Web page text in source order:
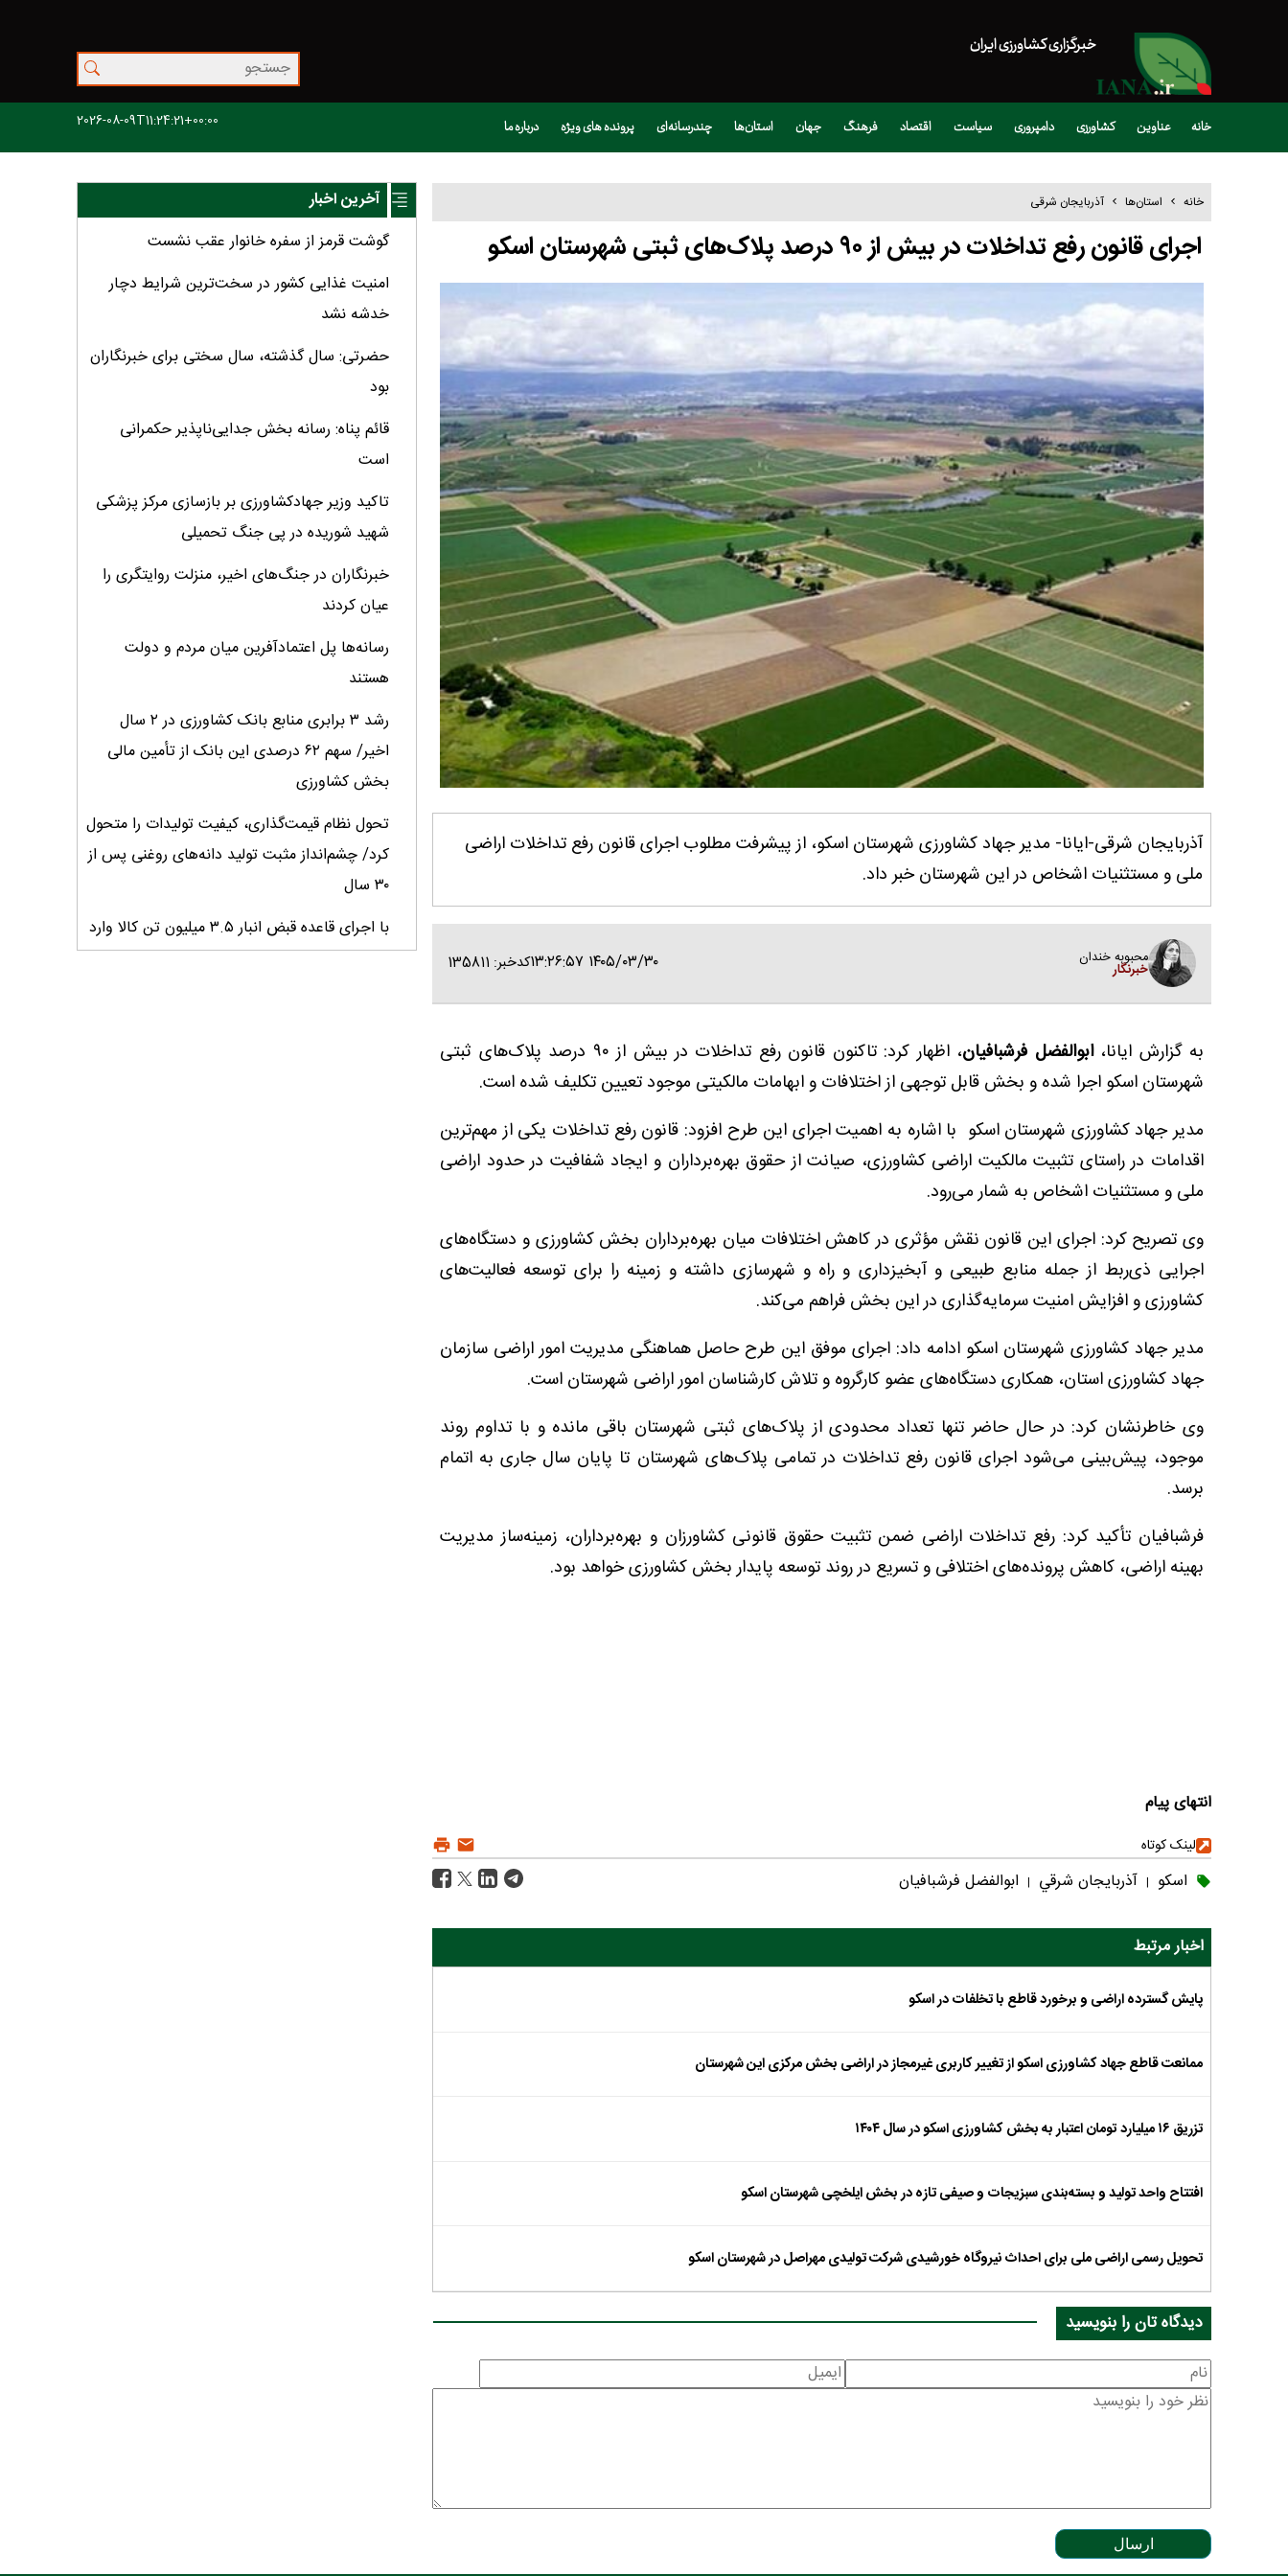
خبرگزاری کشاورزی ایران
خانه عناوین کشاورزی دامپروری سیاست اقتصاد فرهنگ جهان استان‌ها چندرسانه‌ای پرونده های ویژه درباره ما 2026-08-09T11:24:21+00:00
خانه استان‌ها آذربایجان شرقی
اجرای قانون رفع تداخلات در بیش از ۹۰ درصد پلاک‌های ثبتی شهرستان اسکو
آذربایجان شرقی-ایانا- مدیر جهاد کشاورزی شهرستان اسکو، از پیشرفت مطلوب اجرای قانون رفع تداخلات اراضی
ملی و مستثنیات اشخاص در این شهرستان خبر داد.
محبوبه خندان
خبرنگار ۱۴۰۵/۰۳/۳۰ ۱۳:۲۶:۵۷ کدخبر: 135811
به گزارش ایانا،ابوالفضل فرشبافیان
، اظهار کرد: تاکنون قانون رفع تداخلات در بیش از ۹۰ درصد پلاک‌های ثبتی
شهرستان اسکو اجرا شده و بخش قابل توجهی از اختلافات و ابهامات مالکیتی موجود تعیین تکلیف شده است.
مدیر جهاد کشاورزی شهرستان اسکو با اشاره به اهمیت اجرای این طرح افزود: قانون رفع تداخلات یکی از مهم‌ترین
اقدامات در راستای تثبیت مالکیت اراضی کشاورزی، صیانت از حقوق بهره‌برداران و ایجاد شفافیت در حدود اراضی
ملی و مستثنیات اشخاص به شمار می‌رود.
وی تصریح کرد: اجرای این قانون نقش مؤثری در کاهش اختلافات میان بهره‌برداران بخش کشاورزی و دستگاه‌های
اجرایی ذی‌ربط از جمله منابع طبیعی و آبخیزداری و راه و شهرسازی داشته و زمینه را برای توسعه فعالیت‌های
کشاورزی و افزایش امنیت سرمایه‌گذاری در این بخش فراهم می‌کند.
مدیر جهاد کشاورزی شهرستان اسکو ادامه داد: اجرای موفق این طرح حاصل هماهنگی مدیریت امور اراضی سازمان
جهاد کشاورزی استان، همکاری دستگاه‌های عضو کارگروه و تلاش کارشناسان امور اراضی شهرستان است.
وی خاطرنشان کرد: در حال حاضر تنها تعداد محدودی از پلاک‌های ثبتی شهرستان باقی مانده و با تداوم روند
موجود، پیش‌بینی می‌شود اجرای قانون رفع تداخلات در تمامی پلاک‌های شهرستان تا پایان سال جاری به اتمام
برسد.
فرشبافیان تأکید کرد: رفع تداخلات اراضی ضمن تثبیت حقوق قانونی کشاورزان و بهره‌برداران، زمینه‌ساز مدیریت
بهینه اراضی، کاهش پرونده‌های اختلافی و تسریع در روند توسعه پایدار بخش کشاورزی خواهد بود.
انتهای پیام
لینک کوتاه
اسکو | آذربايجان شرقي | ابوالفضل فرشبافیان
اخبار مرتبط
پایش گسترده اراضی و برخورد قاطع با تخلفات در اسکو
ممانعت قاطع جهاد کشاورزی اسکو از تغییر کاربری غیرمجاز در اراضی بخش مرکزی این شهرستان
تزریق ۱۶ میلیارد تومان اعتبار به بخش کشاورزی اسکو در سال ۱۴۰۴
افتتاح واحد تولید و بسته‌بندی سبزیجات و صیفی تازه در بخش ایلخچی شهرستان اسکو
تحویل رسمی اراضی ملی برای احداث نیروگاه خورشیدی شرکت تولیدی مهراصل در شهرستان اسکو
دیدگاه تان را بنویسید
ارسال
آخرین اخبار
گوشت قرمز از سفره خانوار عقب نشست
امنیت غذایی کشور در سخت‌ترین شرایط دچار
خدشه نشد
حضرتی: سال گذشته، سال سختی برای خبرنگاران
بود
قائم پناه: رسانه بخش جدایی‌ناپذیر حکمرانی
است
تاکید وزیر جهادکشاورزی بر بازسازی مرکز پزشکی
شهید شوریده در پی جنگ تحمیلی
خبرنگاران در جنگ‌های اخیر، منزلت روایتگری را
عیان کردند
رسانه‌ها پل اعتمادآفرین میان مردم و دولت
هستند
رشد ۳ برابری منابع بانک کشاورزی در ۲ سال
اخیر/ سهم ۶۲ درصدی این بانک از تأمین مالی
بخش کشاورزی
تحول نظام قیمت‌گذاری، کیفیت تولیدات را متحول
کرد/ چشم‌انداز مثبت تولید دانه‌های روغنی پس از
۳۰ سال
با اجرای قاعده قبض انبار ۳.۵ میلیون تن کالا وارد
کشور شد